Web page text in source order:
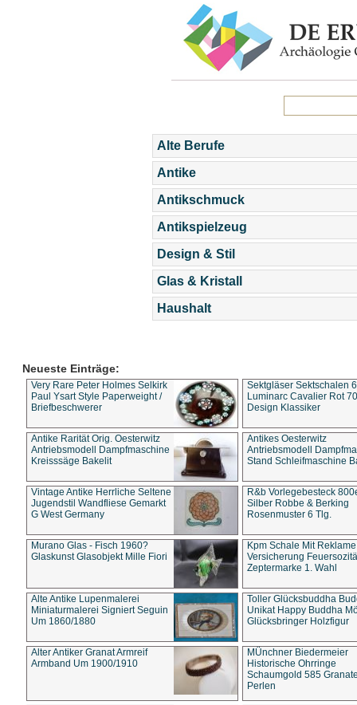
Alte Berufe
Antike
Antikschmuck
Antikspielzeug
Design & Stil
Glas & Kristall
Haushalt
Neueste Einträge:
Very Rare Peter Holmes Selkirk
Paul Ysart Style Paperweight /
Briefbeschwerer
Sektgläser Sektschalen
Luminarc Cavalier Rot
Design Klassiker
Antike Rarität Orig. Oesterwitz
Antriebsmodell Dampfmaschine
Kreisssäge Bakelit
Antikes Oesterwitz
Antriebsmodell
Stand Schleifmaschine
Vintage Antike Herrliche Seltene
Jugendstil Wandfliese Gemarkt
G West Germany
R&b Vorlegebesteck
Silber Robbe & Berking
Rosenmuster 6 Tlg.
Murano Glas - Fisch 1960?
Glaskunst Glasobjekt Mille Fiori
Kpm Schale Mit Reklame
Versicherung
Zeptermarke 1. Wahl
Alte Antike Lupenmalerei
Miniaturmalerei Signiert Seguin
Um 1860/1880
Toller Glücksbuddha
Unikat Happy Buddha
Glücksbringer Holzfigur
Alter Antiker Granat Armreif
Armband Um 1900/1910
MÜnchner Biedermeier
Historische Ohrringe
Schaumgold 585
Perlen